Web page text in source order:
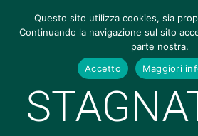
Questo sito utilizza cookies, sia
Continuando la navigazione sul sito
parte nostra.
Accetto
Maggiori